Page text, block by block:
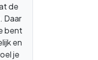
de
Daar
bent
en
je